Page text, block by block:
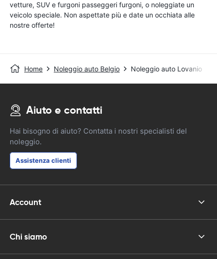
vetture, SUV e furgoni passeggeri furgoni, o noleggiate un
veicolo speciale. Non aspettate più e date un occhiata alle
nostre offerte!
Home Noleggio auto Belgio Noleggio auto Lovanio
Aiuto e contatti
Hai bisogno di aiuto? Contatta i nostri specialisti del
noleggio.
Assistenza clienti
Account
Chi siamo